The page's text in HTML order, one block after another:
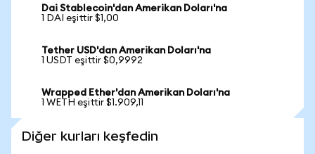
Dai Stablecoin'dan Amerikan Doları'na
1 DAI eşittir $1,00
Tether USD'dan Amerikan Doları'na
1 USDT eşittir $0,9992
Wrapped Ether'dan Amerikan Doları'na
1 WETH eşittir $1.909,11
Diğer kurları keşfedin